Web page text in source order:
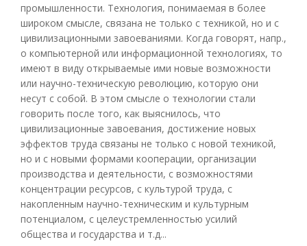
промышленности. Технология, понимаемая в более
широком смысле, связана не только с техникой, но и с
цивилизационными завоеваниями. Когда говорят, напр.,
о компьютерной или информационной технологиях, то
имеют в виду открываемые ими новые возможности
или научно-техническую революцию, которую они
несут с собой. В этом смысле о технологии стали
говорить после того, как выяснилось, что
цивилизационные завоевания, достижение новых
эффектов труда связаны не только с новой техникой,
но и с новыми формами кооперации, организации
производства и деятельности, с возможностями
концентрации ресурсов, с культурой труда, с
накопленным научно-техническим и культурным
потенциалом, с целеустремленностью усилий
общества и государства и т.д...